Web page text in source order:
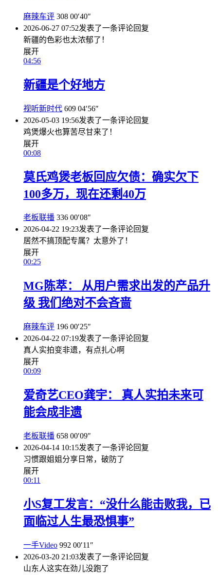
麻辣车评 308 00′40″
2026-06-27 07:52发表了一条评论回复
新疆的色彩也太浓郁了！
展开
04:56
新疆是个好地方
视听新时代 609 04′56″
2026-05-03 19:56发表了一条评论回复
鸡煲爆火也算苦尽甘来了！
展开
00:08
莫氏鸡煲老板回应欠债：确实欠下
100多万，现在还剩40万
老板联播 336 00′08″
2026-04-22 19:23发表了一条评论回复
居然不搞顶配专属？太意外了！
展开
00:25
MG陈萃： 从用户需求出发的产品升
级 我们绝对不会吝啬
麻辣车评 196 00′25″
2026-04-22 07:19发表了一条评论回复
真人实拍变非遗，有点扎心啊
展开
00:09
爱奇艺CEO龚宇： 真人实拍未来可
能会成非遗
老板联播 658 00′09″
2026-04-14 10:15发表了一条评论回复
习惯跟姐姐分享日常，破防了
展开
00:11
小S复工发言：“没什么能击败我，已
面临过人生最恐惧事”
一手Video 992 00′11″
2026-03-20 21:03发表了一条评论回复
山东人这实在劲儿没跑了